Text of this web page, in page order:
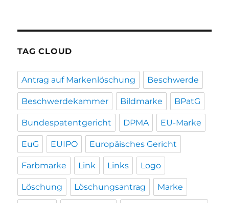
TAG CLOUD
Antrag auf Markenlöschung Beschwerde
Beschwerdekammer Bildmarke BPatG
Bundespatentgericht DPMA EU-Marke
EuG EUIPO Europäisches Gericht
Farbmarke Link Links Logo
Löschung Löschungsantrag Marke